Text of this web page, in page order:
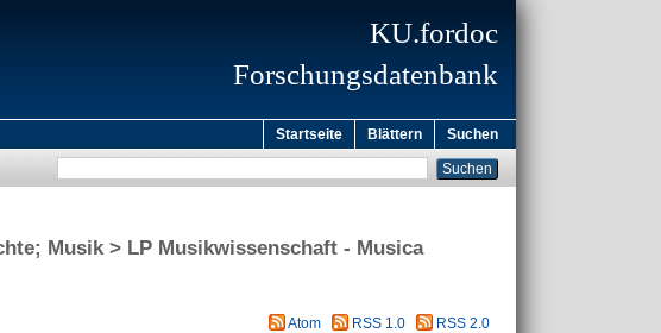
KU.fordoc
Forschungsdatenbank
Startseite Blättern Suchen
Musik > LP Musikwissenschaft - Musica
Atom RSS 1.0 RSS 2.0